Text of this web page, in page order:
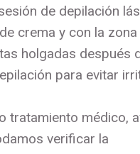
de depilación
crema y con la zona
holgadas después
para evitar
tratamiento médico,
verificar la